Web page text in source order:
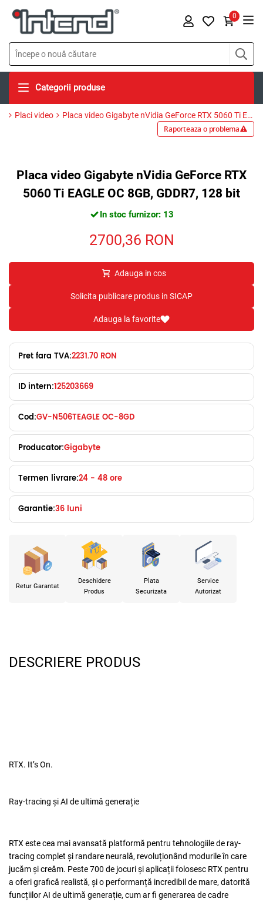
0
Categorii produse
Placi video Placa video Gigabyte nVidia GeForce RTX 5060 Ti EAGLE OC 8GB, GDDR7, 128 bit
Raporteaza o problema
Placa video Gigabyte nVidia GeForce RTX
5060 Ti EAGLE OC 8GB, GDDR7, 128 bit
In stoc furnizor: 13
2700,36 RON
Adauga in cos
Solicita publicare produs in SICAP
Adauga la favorite
Pret fara TVA:2231.70 RON
ID intern:125203669
Cod:GV-N506TEAGLE OC-8GD
Producator:Gigabyte
Termen livrare:24 - 48 ore
Garantie:36 luni
Retur Garantat
Deschidere
Produs
Plata
Securizata
Service
Autorizat
DESCRIERE PRODUS
RTX. It’s On.
Ray-tracing și AI de ultimă generație
RTX este cea mai avansată platformă pentru tehnologiile de ray-
tracing complet și randare neurală, revoluționând modurile în care
jucăm și creăm. Peste 700 de jocuri și aplicații folosesc RTX pentru
a oferi grafică realistă, și o performanță incredibil de mare, datorită
funcțiilor AI de ultimă generație, cum ar fi generarea de cadre